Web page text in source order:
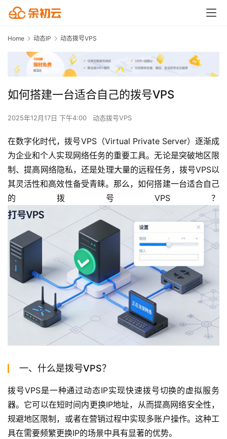
Home 动态IP 动态拨号VPS
如何搭建一台适合自己的拨号VPS
2025年12月17日 下午4:00 动态拨号VPS
在数字化时代，拨号VPS（Virtual Private Server）逐渐成
为企业和个人实现网络任务的重要工具。无论是突破地区限
制、提高网络隐私，还是处理大量的远程任务，拨号VPS以
其灵活性和高效性备受青睐。那么，如何搭建一台适合自己
的拨号VPS？
一、什么是拨号VPS？
拨号VPS是一种通过动态IP实现快速拨号切换的虚拟服务
器。它可以在短时间内更换IP地址，从而提高网络安全性，
规避地区限制，或者在营销过程中实现多账户操作。这种工
具在需要频繁更换IP的场景中具有显著的优势。